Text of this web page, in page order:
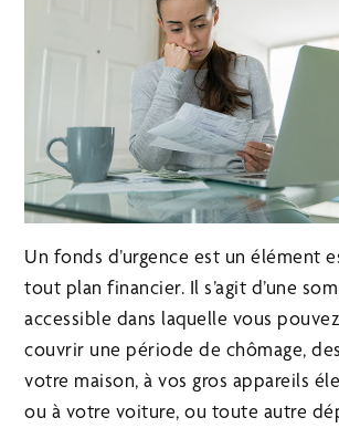
Un fonds d’urgence est un élément
tout plan financier. Il s’agit d’une
accessible dans laquelle vous
couvrir une période de chômage,
votre maison, à vos gros appareils
ou à votre voiture, ou toute autre